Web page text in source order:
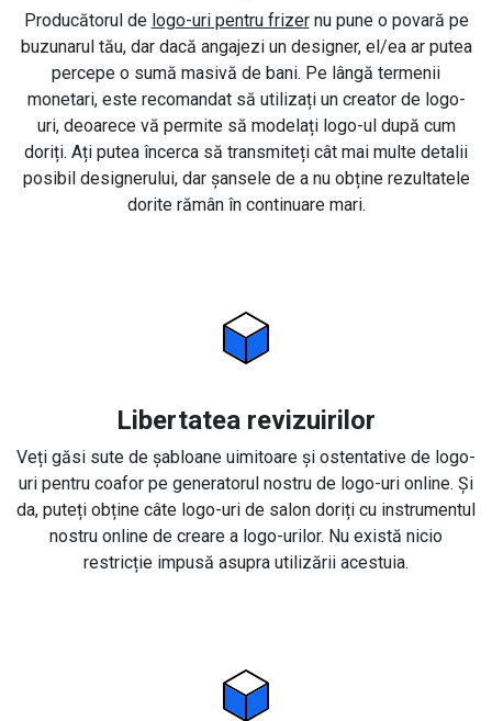
Producătorul de logo-uri pentru frizernu pune o povară pe
buzunarul tău, dar dacă angajezi un designer, el/ea ar putea
percepe o sumă masivă de bani. Pe lângă termenii
monetari, este recomandat să utilizați un creator de logo-
uri, deoarece vă permite să modelați logo-ul după cum
doriți. Ați putea încerca să transmiteți cât mai multe detalii
posibil designerului, dar șansele de a nu obține rezultatele
dorite rămân în continuare mari.
Libertatea revizuirilor
Veți găsi sute de șabloane uimitoare și ostentative de logo-
uri pentru coafor pe generatorul nostru de logo-uri online. Și
da, puteți obține câte logo-uri de salon doriți cu instrumentul
nostru online de creare a logo-urilor. Nu există nicio
restricție impusă asupra utilizării acestuia.